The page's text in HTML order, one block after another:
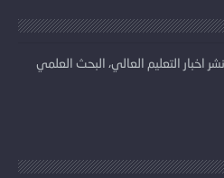
التعليم العالي، البحث العلمي